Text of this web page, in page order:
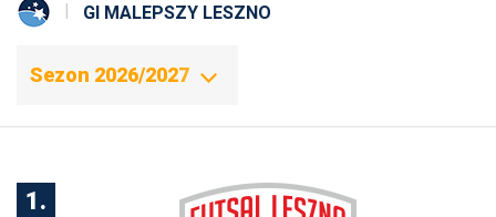
GI MALEPSZY LESZNO
Sezon 2026/2027
Sezon 2025/2026
1.